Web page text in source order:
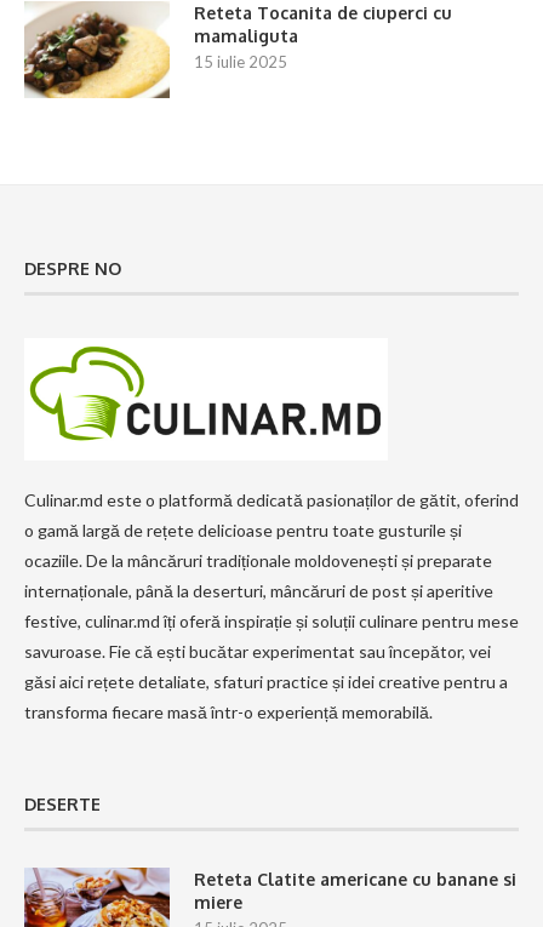
Reteta Tocanita de ciuperci cu
mamaliguta
15 iulie 2025
DESPRE NO
Culinar.md este o platformă dedicată pasionaților de gătit, oferind
o gamă largă de rețete delicioase pentru toate gusturile și
ocaziile. De la mâncăruri tradiționale moldovenești și preparate
internaționale, până la deserturi, mâncăruri de post și aperitive
festive, culinar.md îți oferă inspirație și soluții culinare pentru mese
savuroase. Fie că ești bucătar experimentat sau începător, vei
găsi aici rețete detaliate, sfaturi practice și idei creative pentru a
transforma fiecare masă într-o experiență memorabilă.
DESERTE
Reteta Clatite americane cu banane si
miere